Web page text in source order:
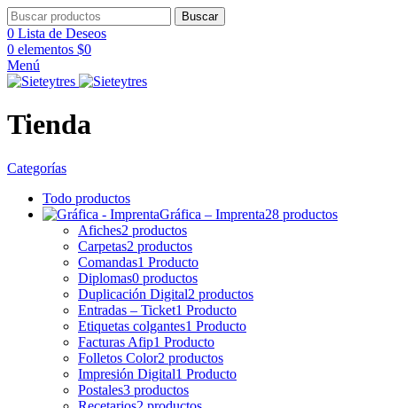
Buscar
0 Lista de Deseos
0 elementos $0
Menú
Tienda
Categorías
Todo productos
Gráfica – Imprenta28 productos
Afiches2 productos
Carpetas2 productos
Comandas1 Producto
Diplomas0 productos
Duplicación Digital2 productos
Entradas – Ticket1 Producto
Etiquetas colgantes1 Producto
Facturas Afip1 Producto
Folletos Color2 productos
Impresión Digital1 Producto
Postales3 productos